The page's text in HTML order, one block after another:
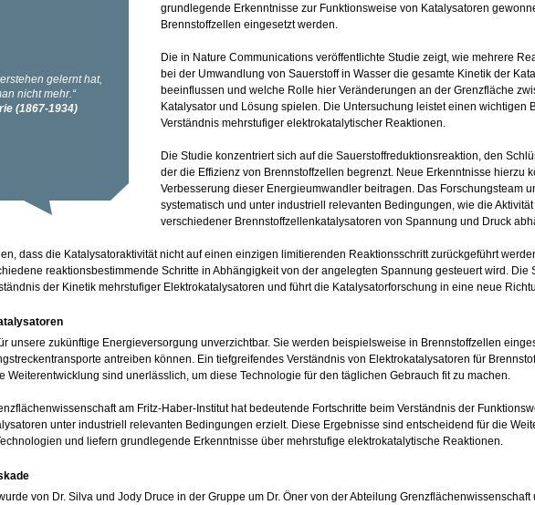
grundlegende Erkenntnisse zur Funktionsweise von Katalysatoren
Brennstoffzellen eingesetzt werden.
Die in Nature Communications veröffentlichte Studie zeigt, wie mehrere
bei der Umwandlung von Sauerstoff in Wasser die gesamte Kinetik der
beeinflussen und welche Rolle hier Veränderungen an der Grenzfläche
Katalysator und Lösung spielen. Die Untersuchung leistet einen wichtigen
Verständnis mehrstufiger elektrokatalytischer Reaktionen.
Die Studie konzentriert sich auf die Sauerstoffreduktionsreaktion, den
der die Effizienz von Brennstoffzellen begrenzt. Neue Erkenntnisse hierzu
Verbesserung dieser Energieumwandler beitragen. Das Forschungsteam
systematisch und unter industriell relevanten Bedingungen, wie die
verschiedener Brennstoffzellenkatalysatoren von Spannung und Druck
dass die Katalysatoraktivität nicht auf einen einzigen limitierenden Reaktionsschritt zurückgeführt
reaktionsbestimmende Schritte in Abhängigkeit von der angelegten Spannung gesteuert wird. Die
der Kinetik mehrstufiger Elektrokatalysatoren und führt die Katalysatorforschung in eine neue
unsere zukünftige Energieversorgung unverzichtbar. Sie werden beispielsweise in Brennstoffzellen
antreiben können. Ein tiefgreifendes Verständnis von Elektrokatalysatoren für
Weiterentwicklung sind unerlässlich, um diese Technologie für den täglichen Gebrauch fit zu machen.
am Fritz-Haber-Institut hat bedeutende Fortschritte beim Verständnis der
unter industriell relevanten Bedingungen erzielt. Diese Ergebnisse sind entscheidend für die
und liefern grundlegende Erkenntnisse über mehrstufige elektrokatalytische Reaktionen.
von Dr. Silva und Jody Druce in der Gruppe um Dr. Öner von der Abteilung Grenzflächenwissenschaft